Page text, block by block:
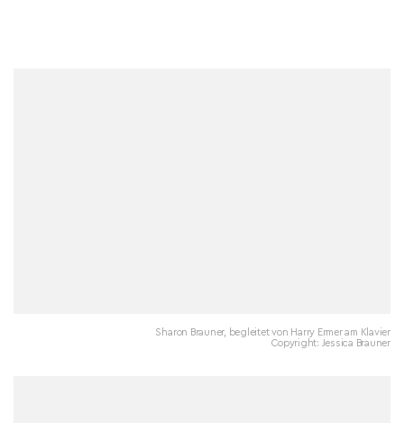
Sharon Brauner, begleitet von Harry Ermer am Klavier
Copyright: Jessica Brauner